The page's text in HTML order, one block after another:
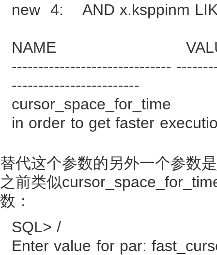
new 4: AND x.ksppinm
NAME
------------------------------
------------------------
in order to get faster
替代这个参数的另外一个参数
之前类似
数：
SQL> /
Enter value for par: